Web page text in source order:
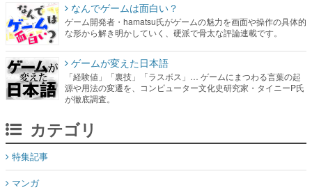
なんでゲームは面白い？
ゲーム開発者・hamatsu氏がゲームの魅力を画面や操作の具体的
な形から解き明かしていく、硬派で骨太な評論連載です。
ゲームが変えた日本語
「経験値」「裏技」「ラスボス」… ゲームにまつわる言葉の起
源や用法の変遷を、コンピューター文化史研究家・タイニーP氏
が徹底調査。
カテゴリ
特集記事
マンガ